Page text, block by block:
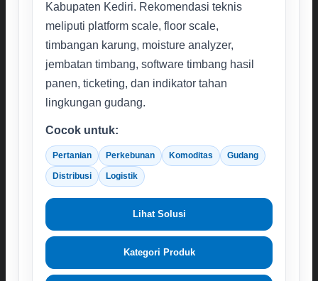
Kabupaten Kediri. Rekomendasi teknis
meliputi platform scale, floor scale,
timbangan karung, moisture analyzer,
jembatan timbang, software timbang hasil
panen, ticketing, dan indikator tahan
lingkungan gudang.
Cocok untuk:
Pertanian Perkebunan Komoditas Gudang
Distribusi Logistik
Lihat Solusi
Kategori Produk